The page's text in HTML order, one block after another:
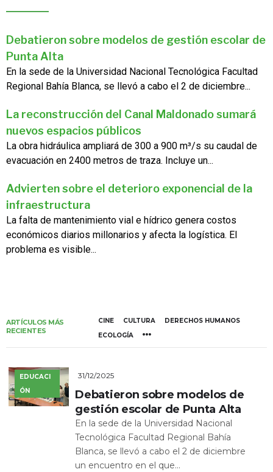
Debatieron sobre modelos de gestión escolar de
Punta Alta
En la sede de la Universidad Nacional Tecnológica Facultad
Regional Bahía Blanca, se llevó a cabo el 2 de diciembre...
La reconstrucción del Canal Maldonado sumará
nuevos espacios públicos
La obra hidráulica ampliará de 300 a 900 m³/s su caudal de
evacuación en 2400 metros de traza. Incluye un...
Advierten sobre el deterioro exponencial de la
infraestructura
La falta de mantenimiento vial e hídrico genera costos
económicos diarios millonarios y afecta la logística. El
problema es visible...
ARTÍCULOS MÁS
RECIENTES
CINE CULTURA
DERECHOS HUMANOS
ECOLOGÍA
EDUCACI
ÓN
31/12/2025
Debatieron sobre modelos de
gestión escolar de Punta Alta
En la sede de la Universidad Nacional
Tecnológica Facultad Regional Bahía
Blanca, se llevó a cabo el 2 de diciembre
un encuentro en el que...